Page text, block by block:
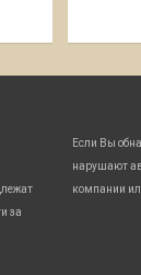
за
Если Вы
нарушают
компании